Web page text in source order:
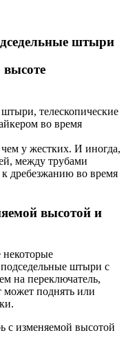
телескопические
во время
у жестких. И иногда,
между трубами
дребезжанию во время
высотой и
некоторые
штыри с
на переключатель,
может поднять или